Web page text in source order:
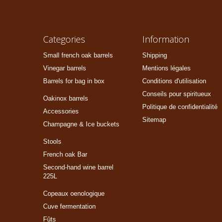
Categories
Small french oak barrels
Vinegar barrels
Barrels for bag in box
Oakinox barrels
Accessories
Champagne & Ice buckets
Stools
French oak Bar
Second-hand wine barrel
225L
Copeaux oenologique
Cuve fermentation
Fûts
Information
Shipping
Mentions légales
Conditions d'utilisation
Conseils pour spiritueux
Politique de confidentialité
Sitemap